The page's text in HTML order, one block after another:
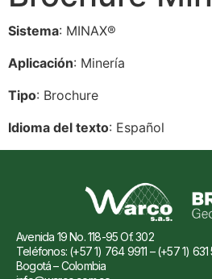
Sistema: MINAX®
Aplicación: Minería
Tipo: Brochure
Idioma del texto: Español
Avenida 19 No. 118-95 Of. 302
Teléfonos: (+57 1) 764 9911 – (+57 1)
Bogotá – Colombia